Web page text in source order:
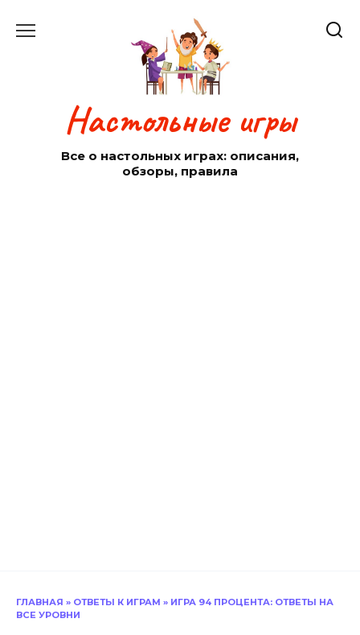
Настольные игры
Все о настольных играх: описания,
обзоры, правила
ГЛАВНАЯ » ОТВЕТЫ К ИГРАМ » ИГРА 94 ПРОЦЕНТА: ОТВЕТЫ НА
ВСЕ УРОВНИ